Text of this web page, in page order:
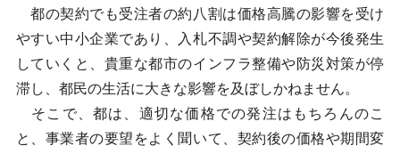
都の契約でも受注者の約八割は価格高騰の影響を受け
やすい中小企業であり、入札不調や契約解除が今後発生
していくと、貴重な都市のインフラ整備や防災対策が停
滞し、都民の生活に大きな影響を及ぼしかねません。
そこで、都は、適切な価格での発注はもちろんのこ
と、事業者の要望をよく聞いて、契約後の価格や期間変